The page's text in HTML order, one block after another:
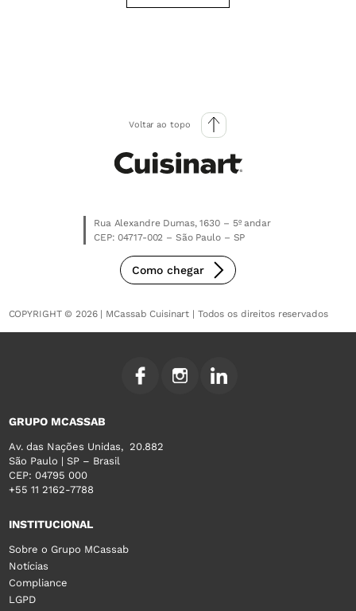
Voltar ao topo
Rua Alexandre Dumas, 1630 – 5º andar
CEP: 04717-002 – São Paulo – SP
Como chegar
COPYRIGHT © 2026 | MCassab Cuisinart | Todos os direitos reservados
GRUPO MCASSAB
Av. das Nações Unidas, 20.882
São Paulo | SP – Brasil
CEP: 04795 000
+55 11 2162-7788
INSTITUCIONAL
Sobre o Grupo MCassab
Notícias
Compliance
LGPD